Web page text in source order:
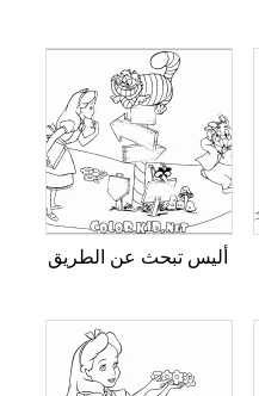
أليس تبحث عن الطريق